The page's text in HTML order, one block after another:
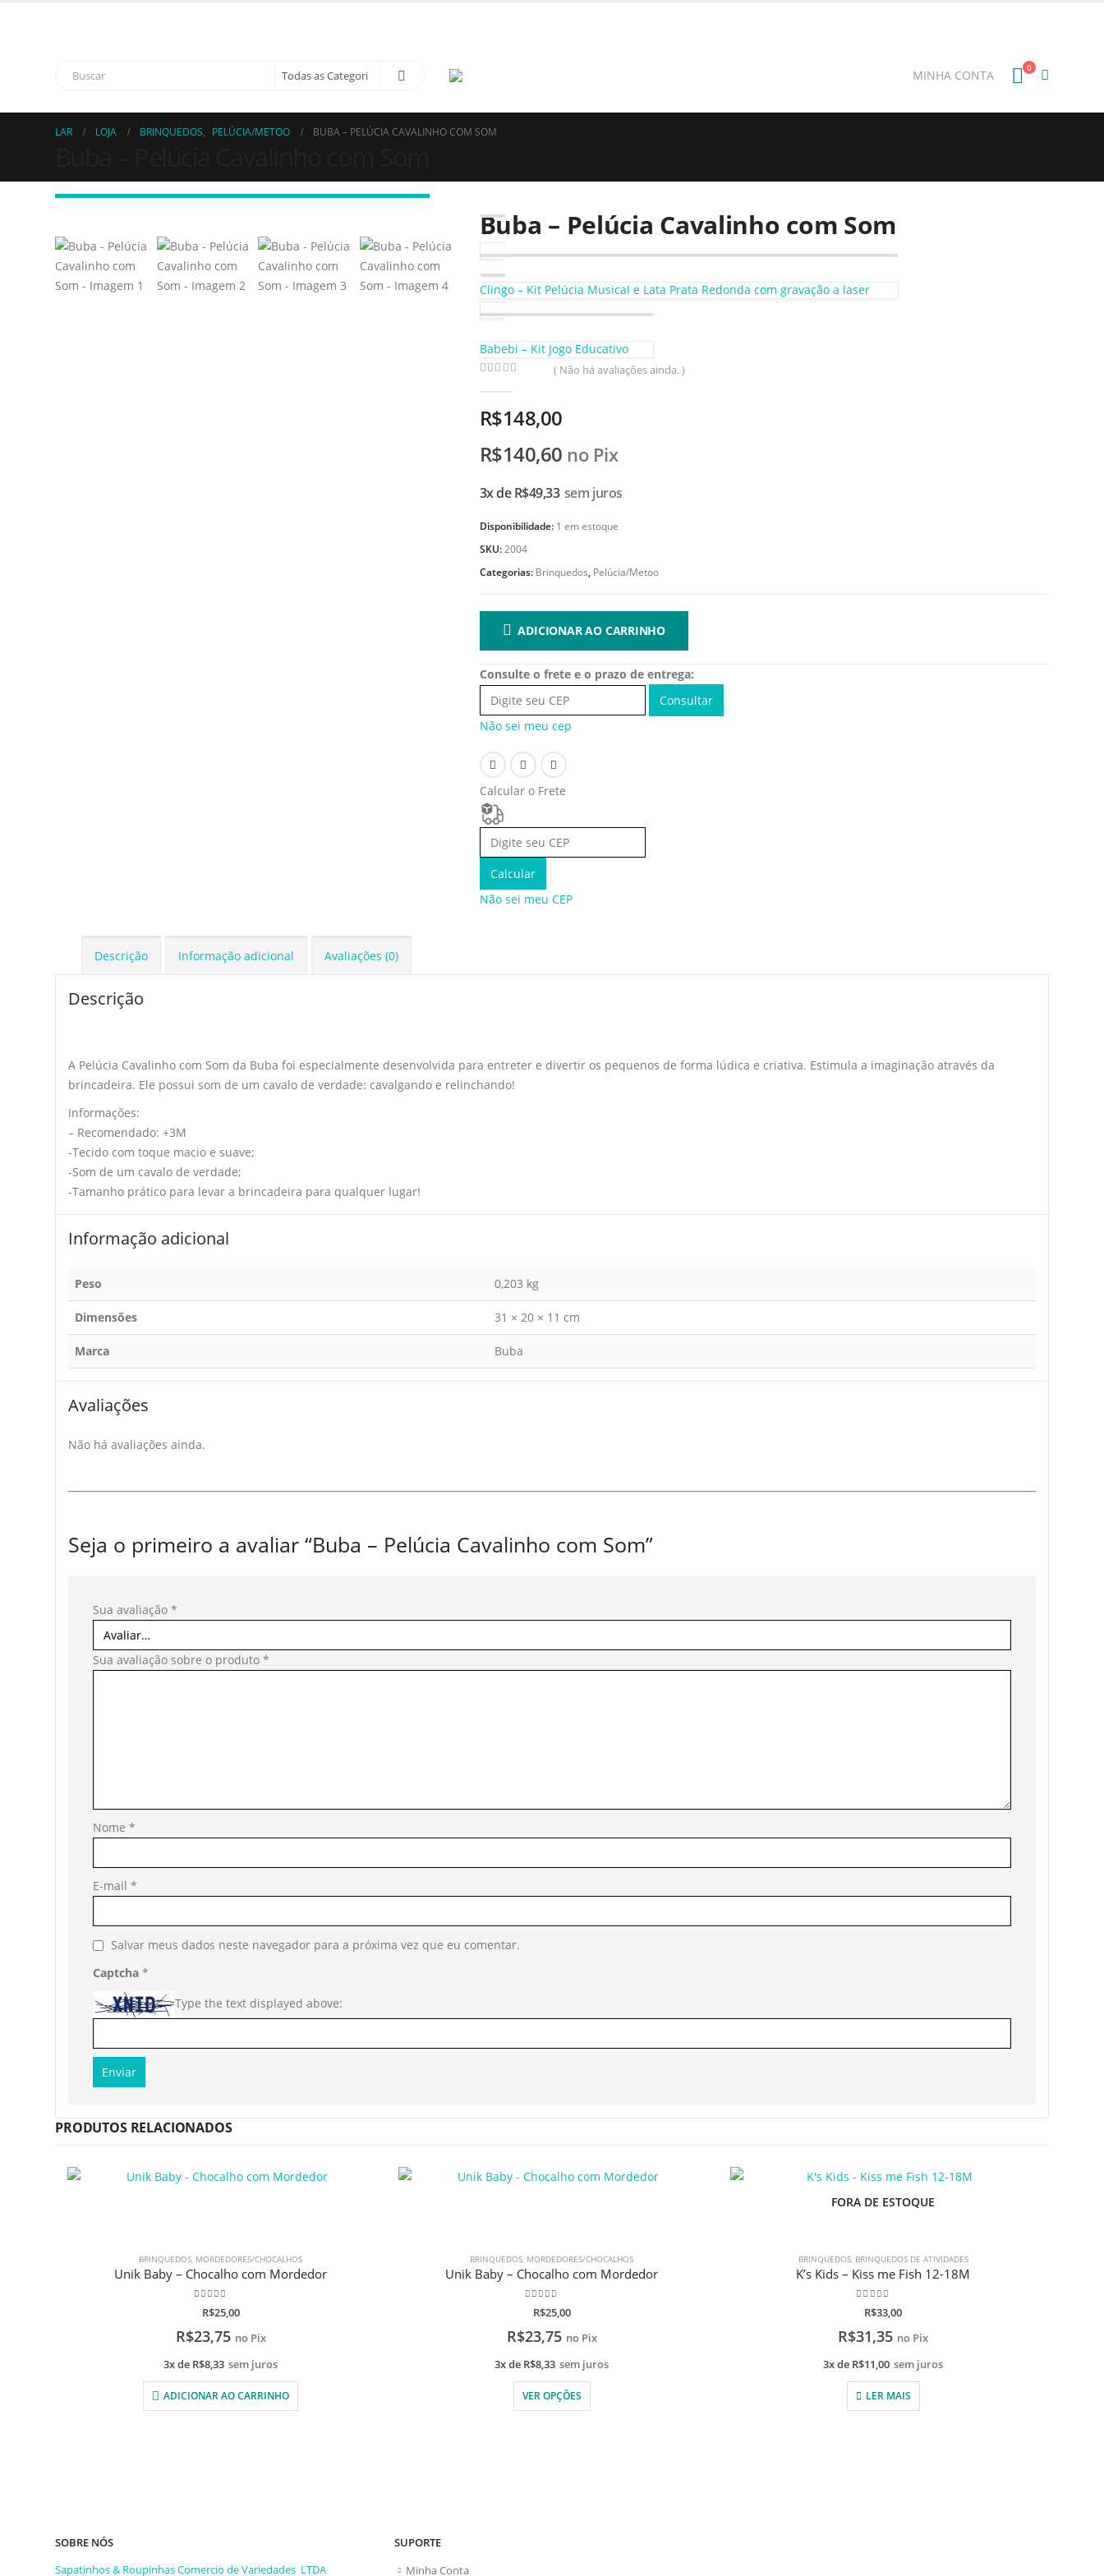
MINHA CONTA
0
LAR LOJA BRINQUEDOS, PELÚCIA/METOO BUBA – PELÚCIA CAVALINHO COM SOM
Buba – Pelúcia Cavalinho com Som
Clingo – Kit Pelúcia Musical e Lata Prata Redonda com gravação a laser
Babebi – Kit Jogo Educativo
( Não há avaliações ainda. )
R$148,00
R$140,60 no Pix
3x deR$49,33 sem juros
Disponibilidade: 1 em estoque
SKU:2004
Categorias: Brinquedos, Pelúcia/Metoo
ADICIONAR AO CARRINHO
Consulte o frete e o prazo de entrega:
Consultar
Não sei meu cep
Calcular o Frete
Calcular
Não sei meu CEP
Descrição Informação adicional Avaliações (0)
Descrição
A Pelúcia Cavalinho com Som da Buba foi especialmente desenvolvida para entreter e divertir os pequenos de forma lúdica e criativa. Estimula a imaginação através da
brincadeira. Ele possui som de um cavalo de verdade: cavalgando e relinchando!
Informações:
– Recomendado: +3M
-Tecido com toque macio e suave;
-Som de um cavalo de verdade;
-Tamanho prático para levar a brincadeira para qualquer lugar!
Informação adicional
Peso 0,203 kg
Dimensões 31 × 20 × 11 cm
Marca Buba
Avaliações
Não há avaliações ainda.
Seja o primeiro a avaliar “Buba – Pelúcia Cavalinho com Som”
Sua avaliação *
Sua avaliação sobre o produto *
Nome *
E-mail *
Salvar meus dados neste navegador para a próxima vez que eu comentar.
Captcha *
Type the text displayed above:
PRODUTOS RELACIONADOS
BRINQUEDOS, MORDEDORES/CHOCALHOS
Unik Baby – Chocalho com Mordedor
de 5
R$25,00
R$23,75 no Pix
3x de R$8,33 sem juros
ADICIONAR AO CARRINHO
BRINQUEDOS, MORDEDORES/CHOCALHOS
Unik Baby – Chocalho com Mordedor
de 5
R$25,00
R$23,75 no Pix
3x de R$8,33 sem juros
VER OPÇÕES
FORA DE ESTOQUE
BRINQUEDOS, BRINQUEDOS DE ATIVIDADES
K’s Kids – Kiss me Fish 12-18M
de 5
R$33,00
R$31,35 no Pix
3x de R$11,00 sem juros
LER MAIS
SOBRE NÓS
Sapatinhos & Roupinhas Comercio de Variedades LTDA
SUPORTE
Minha Conta